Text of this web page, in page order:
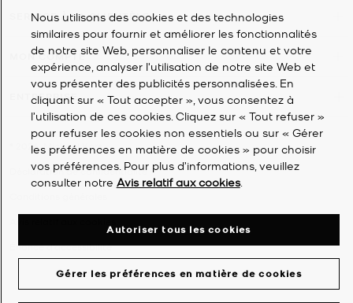
SERVICE À LA CLIENTÈLE
MON COMPTE
ENTREPRISE
2026Michael Kors
Déclaration de confidentialité
Énoncé d'accessibilité
Nous utilisons des cookies et des technologies
similaires pour fournir et améliorer les fonctionnalités
de notre site Web, personnaliser le contenu et votre
expérience, analyser l'utilisation de notre site Web et
vous présenter des publicités personnalisées. En
cliquant sur « Tout accepter », vous consentez à
l’utilisation de ces cookies. Cliquez sur « Tout refuser »
pour refuser les cookies non essentiels ou sur « Gérer
les préférences en matière de cookies » pour choisir
vos préférences. Pour plus d’informations, veuillez
consulter notre Avis relatif aux cookies.
Gérer les préférences en matière de cookies
Autoriser tous les cookies